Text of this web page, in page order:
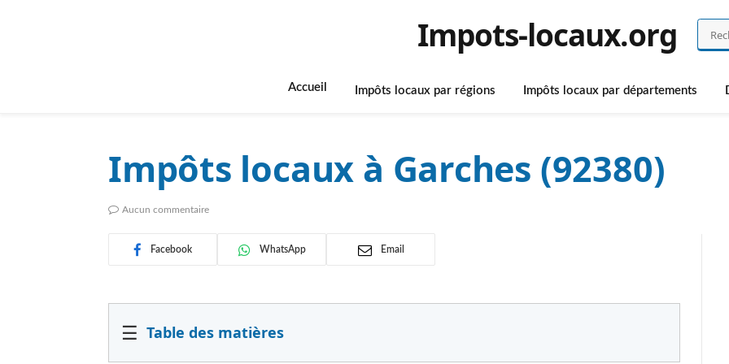
Impots-locaux.org
Accueil Impôts locaux par régions Impôts locaux par départements
Impôts locaux à Garches (92380)
Aucun commentaire
Facebook WhatsApp Email
☰ Table des matières